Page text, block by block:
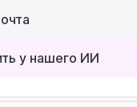
у нашего ИИ